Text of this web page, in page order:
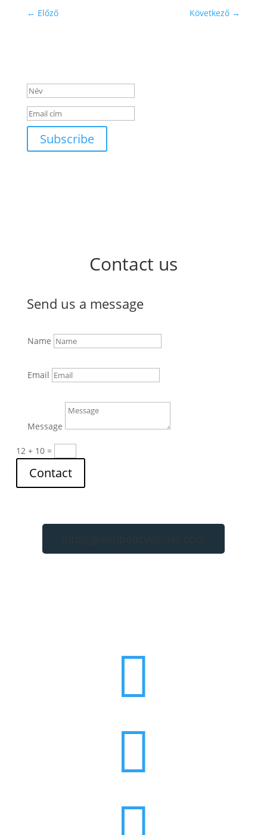
← Előző Következő →
Subscribe
Contact us
Send us a message
Name
Email
Message
12 + 10=
Contact

